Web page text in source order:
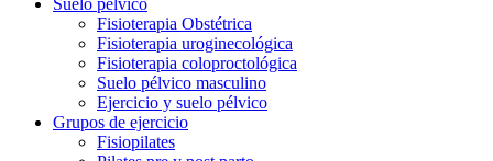
Suelo pélvico
Fisioterapia Obstétrica
Fisioterapia uroginecológica
Fisioterapia coloproctológica
Suelo pélvico masculino
Ejercicio y suelo pélvico
Grupos de ejercicio
Fisiopilates